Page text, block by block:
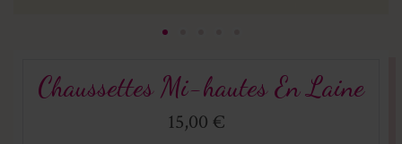
Chaussettes Mi-hautes En Laine
15,00 €